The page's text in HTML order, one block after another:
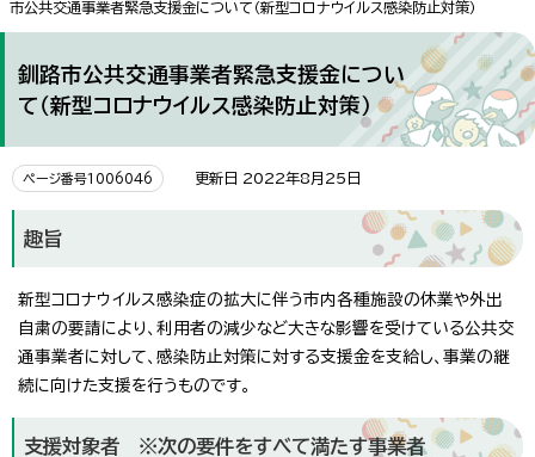
市公共交通事業者緊急支援金について（新型コロナウイルス感染防止対策）
釧路市公共交通事業者緊急支援金につい
て（新型コロナウイルス感染防止対策）
ページ番号1006046 更新日 2022年8月25日
趣旨
新型コロナウイルス感染症の拡大に伴う市内各種施設の休業や外出
自粛の要請により、利用者の減少など大きな影響を受けている公共交
通事業者に対して、感染防止対策に対する支援金を支給し、事業の継
続に向けた支援を行うものです。
支援対象者 ※次の要件をすべて満たす事業者